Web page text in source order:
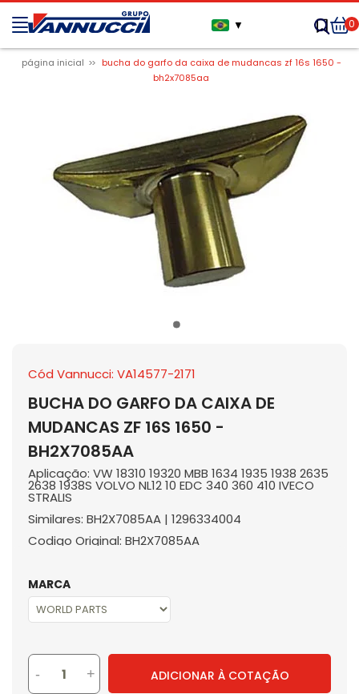
▼ 0
página inicial
bucha do garfo da caixa de mudancas zf 16s 1650 -
bh2x7085aa
Cód Vannucci: VA14577-2171
BUCHA DO GARFO DA CAIXA DE
MUDANCAS ZF 16S 1650 -
BH2X7085AA
Aplicação: VW 18310 19320 MBB 1634 1935 1938 2635
2638 1938S VOLVO NL12 10 EDC 340 360 410 IVECO
STRALIS
Similares: BH2X7085AA | 1296334004
Codigo Original: BH2X7085AA
MARCA
- + ADICIONAR À COTAÇÃO